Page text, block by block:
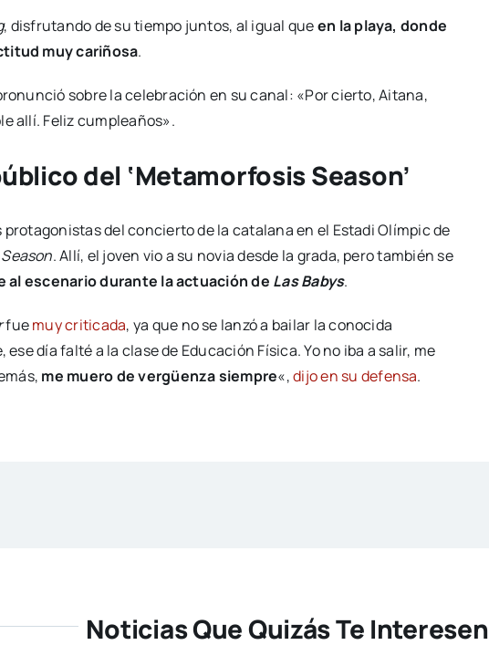
, disfrutando de su tiempo juntos, al igual queen la playa, donde
muy cariñosa.
sobre la celebración en su canal: «Por cierto, Aitana,
allí. Feliz cumpleaños».
del ‘Metamorfosis Season’
protagonistas del concierto de la catalana en el Estadi Olímpic de
. Allí, el joven vio a su novia desde la grada, pero también se
al escenario durante la actuación de Las Babys.
fuemuy criticada, ya que no se lanzó a bailar la conocida
día falté a la clase de Educación Física. Yo no iba a salir, me
me muero de vergüenza siempre«,dijo en su defensa.
Noticias Que Quizás Te Interesen